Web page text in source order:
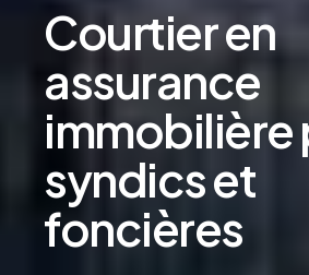
Courtier en
assurance
immobilière
syndics et
foncières